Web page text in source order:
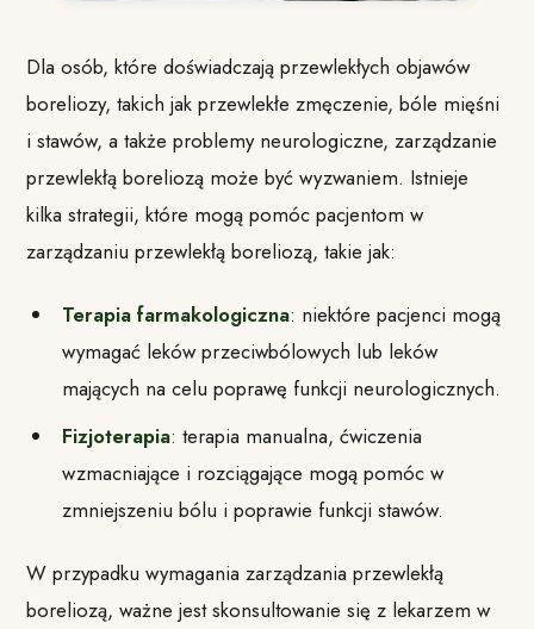
Dla osób, które doświadczają przewlekłych objawów
boreliozy, takich jak przewlekłe zmęczenie, bóle mięśni
i stawów, a także problemy neurologiczne, zarządzanie
przewlekłą boreliozą może być wyzwaniem. Istnieje
kilka strategii, które mogą pomóc pacjentom w
zarządzaniu przewlekłą boreliozą, takie jak:
Terapia farmakologiczna: niektóre pacjenci mogą
wymagać leków przeciwbólowych lub leków
mających na celu poprawę funkcji neurologicznych.
Fizjoterapia: terapia manualna, ćwiczenia
wzmacniające i rozciągające mogą pomóc w
zmniejszeniu bólu i poprawie funkcji stawów.
W przypadku wymagania zarządzania przewlekłą
boreliozą, ważne jest skonsultowanie się z lekarzem w